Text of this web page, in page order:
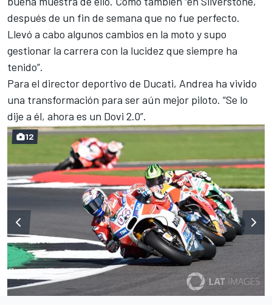
después de un fin de semana que no fue perfecto.
Llevó a cabo algunos cambios en la moto y supo
gestionar la carrera con la lucidez que siempre ha
tenido”.
Para el director deportivo de Ducati, Andrea ha vivido
una transformación para ser aún mejor piloto. “Se lo
dije a él, ahora es un Dovi 2.0”.
12